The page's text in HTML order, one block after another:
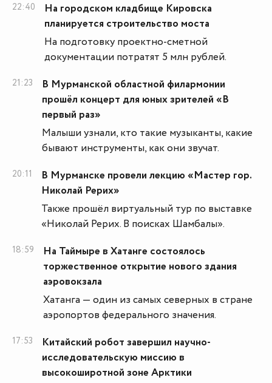
22:40
На городском кладбище Кировска
планируется строительство моста
На подготовку проектно-сметной
документации потратят 5 млн рублей.
21:23
В Мурманской областной филармонии
прошёл концерт для юных зрителей «В
первый раз»
Малыши узнали, кто такие музыканты, какие
бывают инструменты, как они звучат.
20:11
В Мурманске провели лекцию «Мастер гор.
Николай Рерих»
Также прошёл виртуальный тур по выставке
«Николай Рерих. В поисках Шамбалы».
18:59
На Таймыре в Хатанге состоялось
торжественное открытие нового здания
аэровокзала
Хатанга — один из самых северных в стране
аэропортов федерального значения.
17:53
Китайский робот завершил научно-
исследовательскую миссию в
высокоширотной зоне Арктики